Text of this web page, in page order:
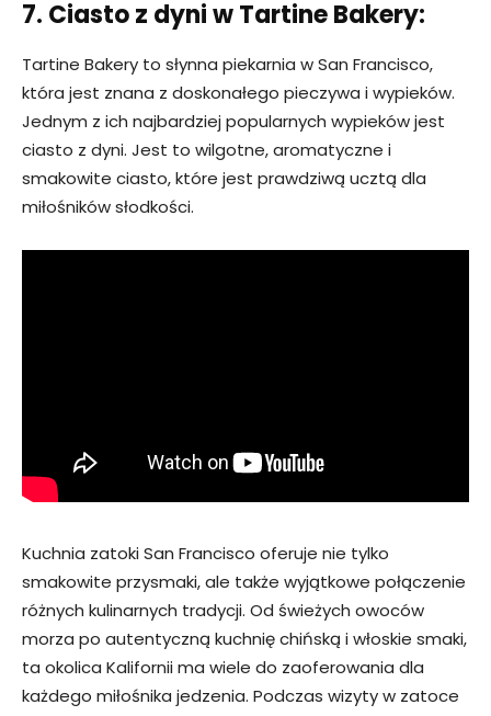
7. Ciasto z dyni w Tartine Bakery:
Tartine Bakery to słynna piekarnia w San Francisco,
która jest znana z doskonałego pieczywa i wypieków.
Jednym z ich najbardziej popularnych wypieków jest
ciasto z dyni. Jest to wilgotne, aromatyczne i
smakowite ciasto, które jest prawdziwą ucztą dla
miłośników słodkości.
Kuchnia zatoki San Francisco oferuje nie tylko
smakowite przysmaki, ale także wyjątkowe połączenie
różnych kulinarnych tradycji. Od świeżych owoców
morza po autentyczną kuchnię chińską i włoskie smaki,
ta okolica Kalifornii ma wiele do zaoferowania dla
każdego miłośnika jedzenia. Podczas wizyty w zatoce